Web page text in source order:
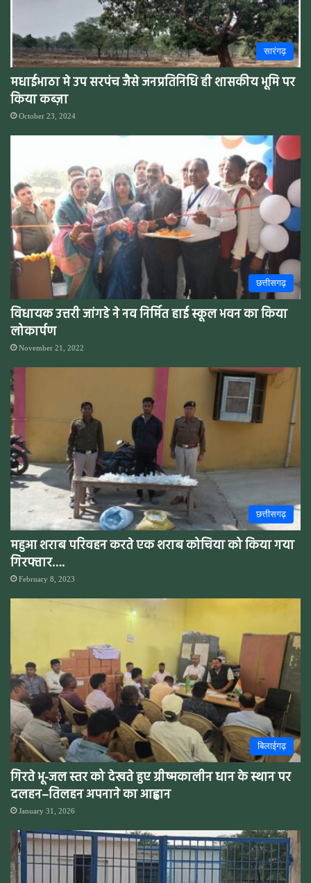
सारंगढ़
मधाईभाठा मे उप सरपंच जैसे जनप्रतिनिधि ही शासकीय भूमि पर
किया कब्ज़ा
October 23, 2024
छत्तीसगढ़
विधायक उत्तरी जांगडे ने नव निर्मित हाई स्कूल भवन का किया
लोकार्पण
November 21, 2022
छत्तीसगढ़
महुआ शराब परिवहन करते एक शराब कोचिया को किया गया
गिरफ्तार….
February 8, 2023
बिलाईगढ़
गिरते भू-जल स्तर को देखते हुए ग्रीष्मकालीन धान के स्थान पर
दलहन–तिलहन अपनाने का आह्वान
January 31, 2026